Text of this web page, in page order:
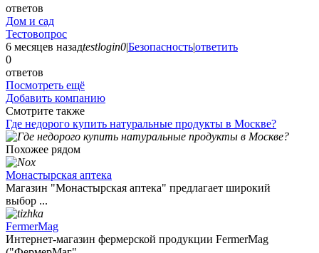
ответов
Дом и сад
Тестовопрос
6 месяцев назадtestlogin0|Безопасность|ответить
0
ответов
Посмотреть ещё
Добавить компанию
Смотрите также
Где недорого купить натуральные продукты в Москве?
Похожее рядом
Монастырская аптека
Магазин "Монастырская аптека" предлагает широкий
выбор ...
FermerMag
Интернет-магазин фермерской продукции FermerMag